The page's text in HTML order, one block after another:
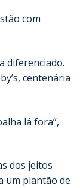
com
diferenciado.
centenária
lá fora”,
dos jeitos
um plantão de